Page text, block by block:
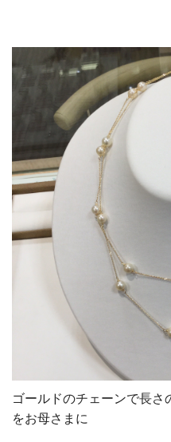
ゴールドのチェーンで長さ
をお母さまに